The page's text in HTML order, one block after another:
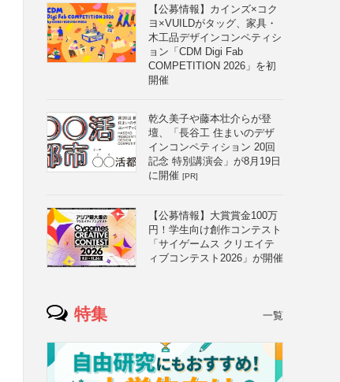
【公募情報】カインズ×コク
ヨ×VUILDがタッグ、家具・
木工品デザインコンペティシ
ョン「CDM Digi Fab
COMPETITION 2026」を初
開催
乾久美子や藤本壮介らが登
壇、「長谷工 住まいのデザ
インコンペティション 20回
記念 特別講演会」が8月19日
に開催 [PR]
【公募情報】大賞賞金100万
円！学生向け創作コンテスト
「サイゲームス クリエイテ
ィブコンテスト2026」が開催
特集 一覧